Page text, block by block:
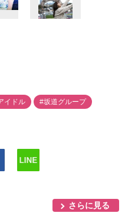
イドル #坂道グループ
さらに見る